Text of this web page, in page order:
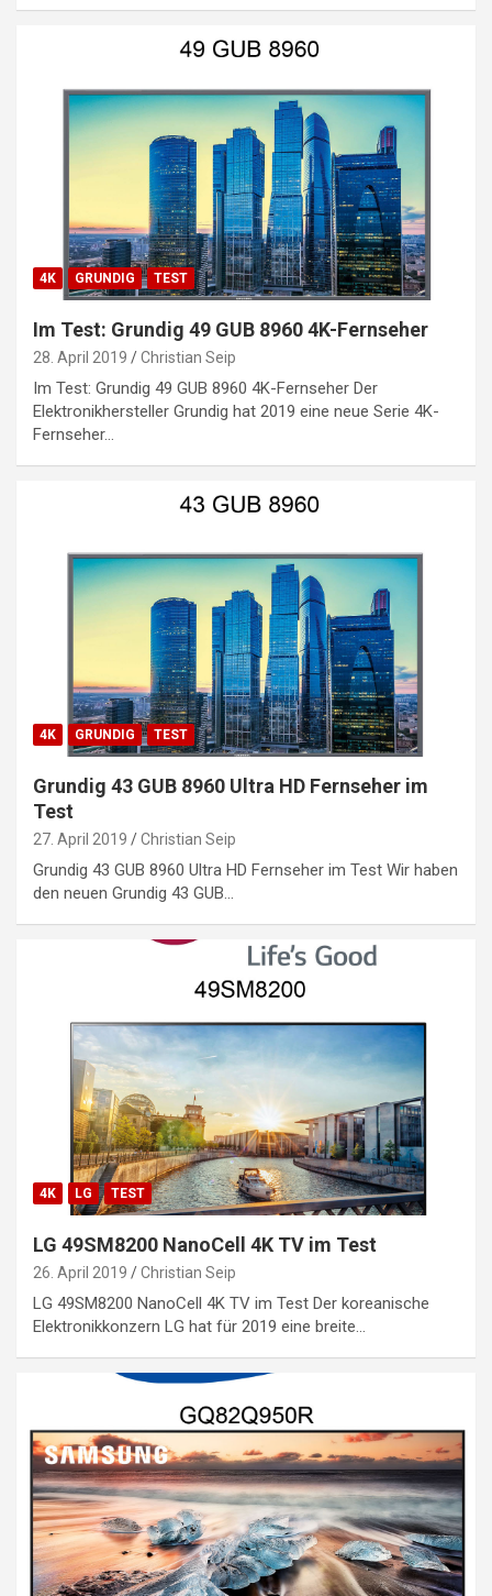
4K GRUNDIG TEST
Im Test: Grundig 49 GUB 8960 4K-Fernseher
28. April 2019 Christian Seip
Im Test: Grundig 49 GUB 8960 4K-Fernseher Der
Elektronikhersteller Grundig hat 2019 eine neue Serie 4K-
Fernseher…
4K GRUNDIG TEST
Grundig 43 GUB 8960 Ultra HD Fernseher im
Test
27. April 2019 Christian Seip
Grundig 43 GUB 8960 Ultra HD Fernseher im Test Wir haben
den neuen Grundig 43 GUB…
4K LG TEST
LG 49SM8200 NanoCell 4K TV im Test
26. April 2019 Christian Seip
LG 49SM8200 NanoCell 4K TV im Test Der koreanische
Elektronikkonzern LG hat für 2019 eine breite…